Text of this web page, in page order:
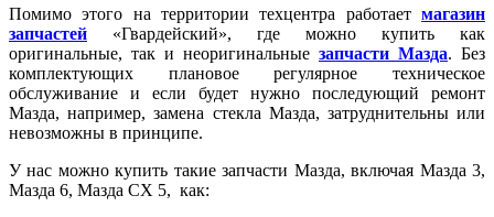
Помимо этого на территории техцентра работает магазин
запчастей «Гвардейский», где можно купить как
оригинальные, так и неоригинальные запчасти Мазда. Без
комплектующих плановое регулярное техническое
обслуживание и если будет нужно последующий ремонт
Мазда, например, замена стекла Мазда, затруднительны или
невозможны в принципе.
У нас можно купить такие запчасти Мазда, включая Мазда 3,
Мазда 6, Мазда СХ 5, как: